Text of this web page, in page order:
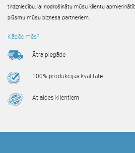
tirdzniecību, lai nodrošinātu mūsu klientu
plūsmu mūsu biznesa partneriem.
Kāpēc mēs?
Ātra piegāde
100% produkcijas kvalitāte
Atlaides klientiem